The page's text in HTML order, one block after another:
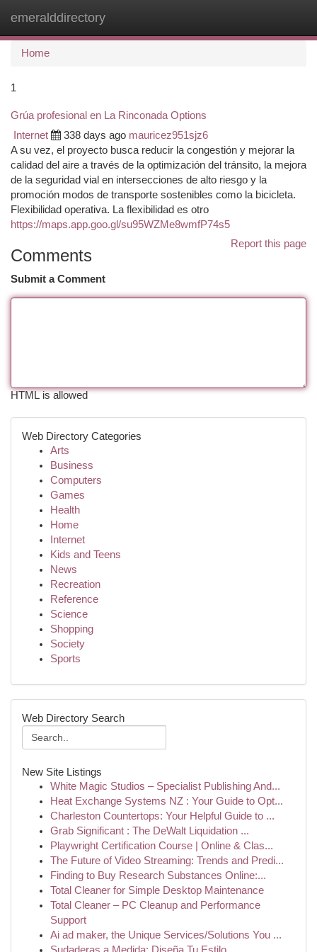
emeralddirectory
Home
1
Grúa profesional en La Rinconada Options
Internet 338 days ago mauricez951sjz6
A su vez, el proyecto busca reducir la congestión y mejorar la
calidad del aire a través de la optimización del tránsito, la mejora
de la seguridad vial en intersecciones de alto riesgo y la
promoción modos de transporte sostenibles como la bicicleta.
Flexibilidad operativa. La flexibilidad es otro
https://maps.app.goo.gl/su95WZMe8wmfP74s5
Report this page
Comments
Submit a Comment
HTML is allowed
Web Directory Categories
Arts
Business
Computers
Games
Health
Home
Internet
Kids and Teens
News
Recreation
Reference
Science
Shopping
Society
Sports
Web Directory Search
New Site Listings
White Magic Studios – Specialist Publishing And...
Heat Exchange Systems NZ : Your Guide to Opt...
Charleston Countertops: Your Helpful Guide to ...
Grab Significant : The DeWalt Liquidation ...
Playwright Certification Course | Online & Clas...
The Future of Video Streaming: Trends and Predi...
Finding to Buy Research Substances Online:...
Total Cleaner for Simple Desktop Maintenance
Total Cleaner – PC Cleanup and Performance
Support
Ai ad maker, the Unique Services/Solutions You ...